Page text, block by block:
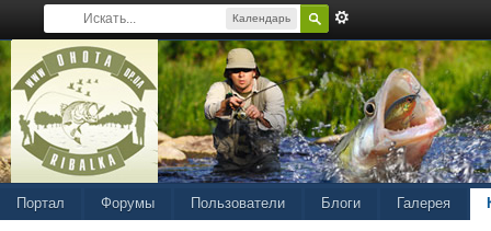
Календарь
Портал Форумы Пользователи Блоги Галерея